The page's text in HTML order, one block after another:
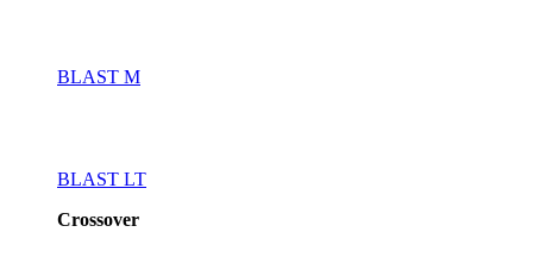
BLAST M
BLAST LT
Crossover